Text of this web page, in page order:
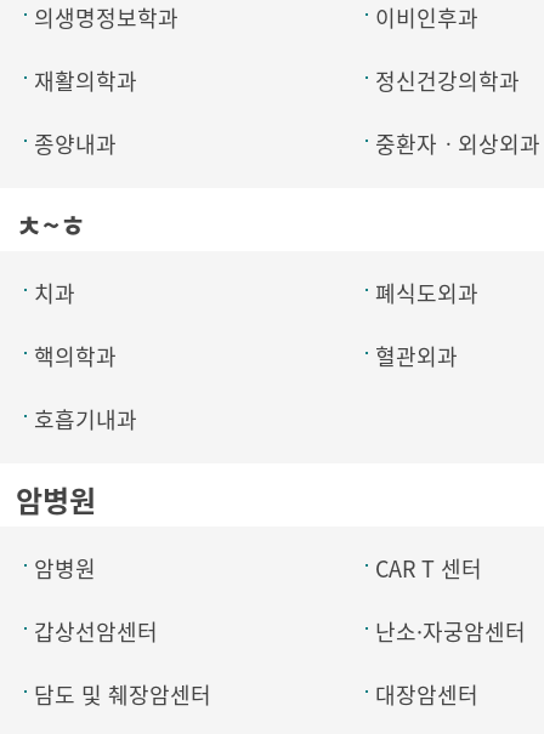
의생명정보학과
이비인후과
재활의학과
정신건강의학과
종양내과
중환자ㆍ외상외과
ㅊ~ㅎ
치과
폐식도외과
핵의학과
혈관외과
호흡기내과
암병원
암병원
CAR T 센터
갑상선암센터
난소·자궁암센터
담도 및 췌장암센터
대장암센터